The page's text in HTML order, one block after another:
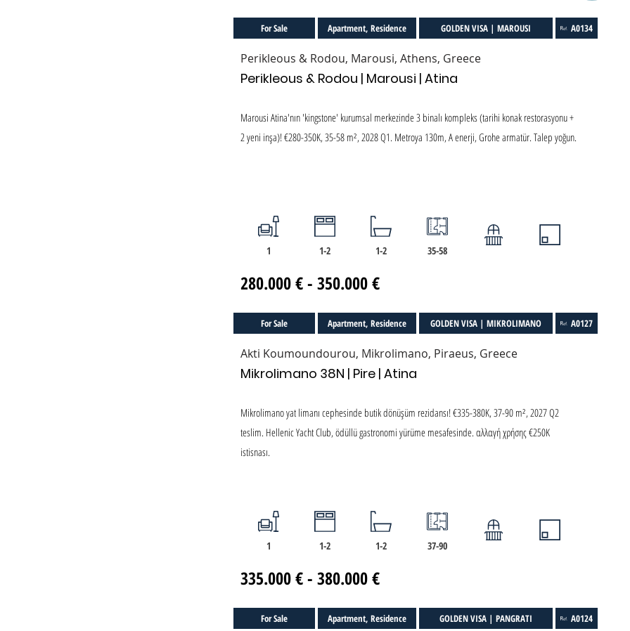
For Sale Apartment, Residence GOLDEN VISA | MAROUSI A0134
Perikleous & Rodou, Marousi, Athens, Greece
Perikleous & Rodou | Marousi | Atina
Marousi Atina'nın 'kingstone' kurumsal merkezinde 3 binalı kompleks (tarihi konak restorasyonu +
2 yeni inşa)! €280-350K, 35-58 m², 2028 Q1. Metroya 130m, A enerji, Grohe armatür. Talep yoğun.
1 1-2 1-2 35-58
280.000 € - 350.000 €
For Sale Apartment, Residence GOLDEN VISA | MIKROLIMANO A0127
Akti Koumoundourou, Mikrolimano, Piraeus, Greece
Mikrolimano 38N | Pire | Atina
Mikrolimano yat limanı cephesinde butik dönüşüm rezidansı! €335-380K, 37-90 m², 2027 Q2
teslim. Hellenic Yacht Club, ödüllü gastronomi yürüme mesafesinde. αλλαγή χρήσης €250K
istisnası.
1 1-2 1-2 37-90
335.000 € - 380.000 €
For Sale Apartment, Residence GOLDEN VISA | PANGRATI A0124